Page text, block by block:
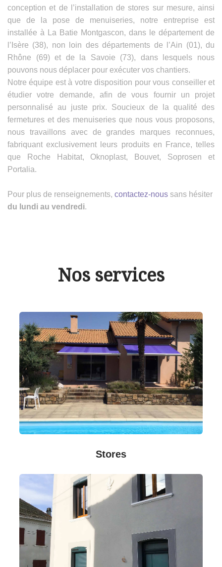
conception et de l’installation de stores sur mesure, ainsi
que de la pose de menuiseries, notre entreprise est
installée à La Batie Montgascon, dans le département de
l’Isère (38), non loin des départements de l’Ain (01), du
Rhône (69) et de la Savoie (73), dans lesquels nous
pouvons nous déplacer pour exécuter vos chantiers.
Notre équipe est à votre disposition pour vous conseiller et
étudier votre demande, afin de vous fournir un projet
personnalisé au juste prix. Soucieux de la qualité des
fermetures et des menuiseries que nous vous proposons,
nous travaillons avec de grandes marques reconnues,
fabriquant exclusivement leurs produits en France, telles
que Roche Habitat, Oknoplast, Bouvet, Soprosen et
Portalia.
Pour plus de renseignements, contactez-nous sans hésiter
du lundi au vendredi.
Nos services
Stores